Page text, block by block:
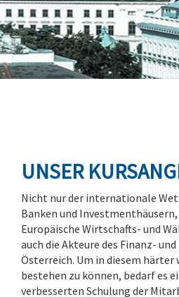
UNSER
Nicht nur der internationale
Banken und Investmenthäusern,
Europäische Wirtschafts- und
auch die Akteure des Finanz-
Österreich. Um in diesem härter
bestehen zu können, bedarf es
verbesserten Schulung der